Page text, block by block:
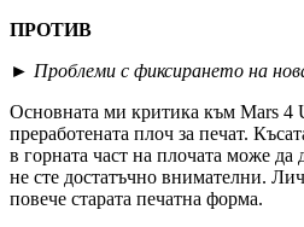
ПРОТИВ
► Проблеми с фиксирането на
Основната ми критика към Mars 4
преработената плоч за печат.
в горната част на плочата може да
не сте достатъчно внимателни.
повече старата печатна форма.